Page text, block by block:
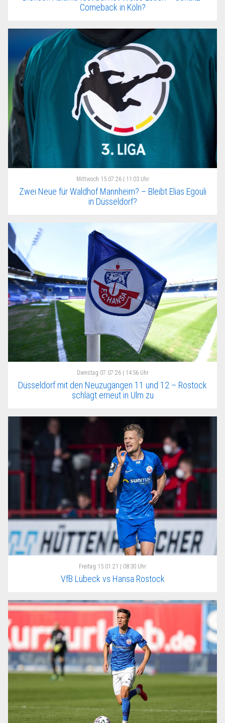
Comeback in Köln?
Mittwoch 15.07.26 | 11:03 Uhr
Zwei Neue für Waldhof Mannheim? – Bleibt Elias Egouli
in Düsseldorf?
Dienstag 07.07.26 | 14:56 Uhr
Düsseldorf mit den Neuzugängen 11 und 12 – Rostock
schlägt erneut in Ulm zu
Freitag 15.01.21 | 08:30 Uhr
VfB Lübeck vs Hansa Rostock